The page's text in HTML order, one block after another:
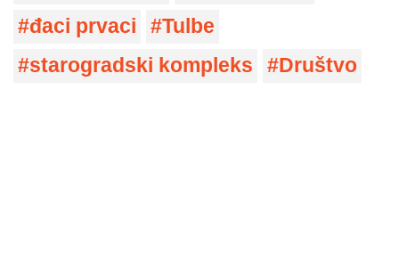
đaci prvaci
Tulbe
starogradski kompleks
Društvo